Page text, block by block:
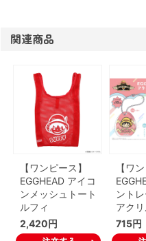
関連商品
【ワンピース】
EGGHEAD アイコ
ンメッシュトート
ルフィ
2,420円
【ワ
ント
アク
715円